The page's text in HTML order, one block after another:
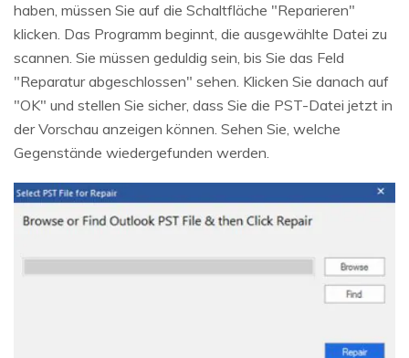
haben, müssen Sie auf die Schaltfläche "Reparieren"
klicken. Das Programm beginnt, die ausgewählte Datei zu
scannen. Sie müssen geduldig sein, bis Sie das Feld
"Reparatur abgeschlossen" sehen. Klicken Sie danach auf
"OK" und stellen Sie sicher, dass Sie die PST-Datei jetzt in
der Vorschau anzeigen können. Sehen Sie, welche
Gegenstände wiedergefunden werden.